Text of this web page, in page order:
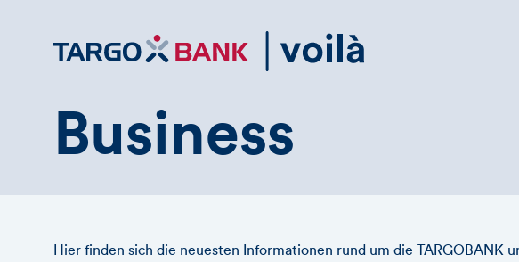
Business
Hier finden sich die neuesten Informationen rund um die TARGOBANK